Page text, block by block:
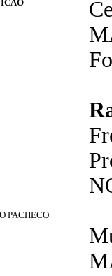
PACHECO